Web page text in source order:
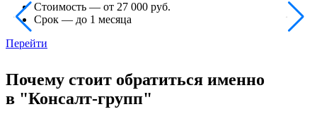
Стоимость — от 27 000 руб.
Срок — до 1 месяца
Перейти
Почему стоит обратиться именно
в "Консалт-групп"